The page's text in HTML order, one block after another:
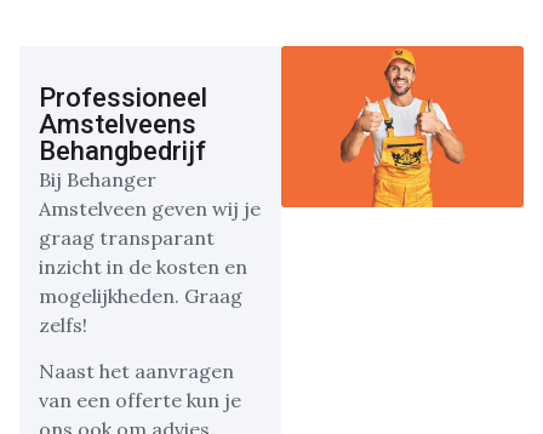
Professioneel
Amstelveens
Behangbedrijf
Bij Behanger
Amstelveen geven wij je
graag transparant
inzicht in de kosten en
mogelijkheden. Graag
zelfs!
Naast het aanvragen
van een offerte kun je